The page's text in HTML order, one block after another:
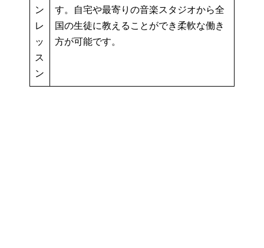
ン
レ
ッ
ス
ン
す。自宅や最寄りの音楽スタジオから全
国の生徒に教えることができ柔軟な働き
方が可能です。